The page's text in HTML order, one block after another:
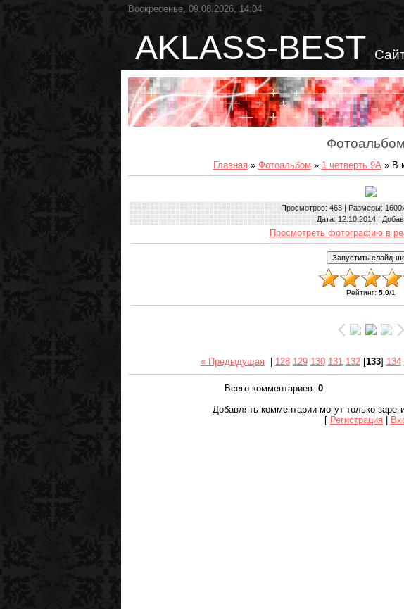
Воскресенье, 09.08.2026, 14:04
AKLASS-BEST
Главная » Фотоальбом » 1 четверть 9А» В
Просмотров: 463 | Размеры:
Дата: 12.10.2014 |
Просмотреть фотографию в
Рейтинг: 5.0/1
« Предыдущая 128 129 130 131 132[133] 134
Всего комментариев: 0
Добавлять комментарии могут только
[ Регистрация |